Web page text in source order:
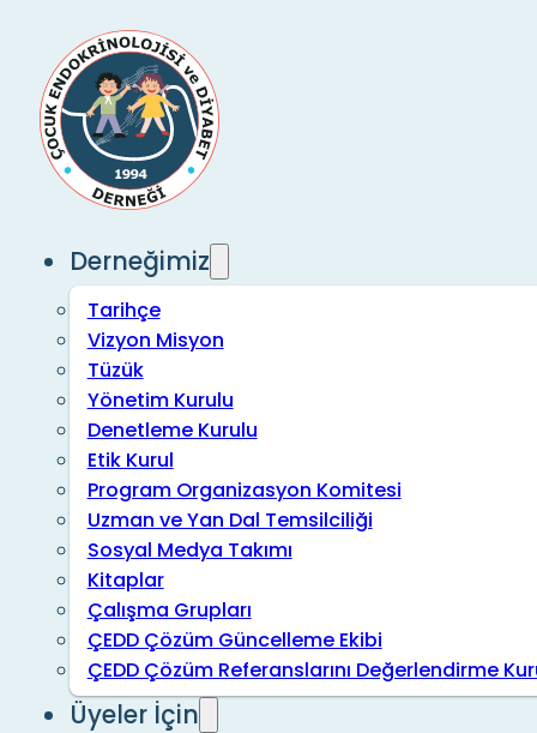
Derneğimiz
Tarihçe
Vizyon Misyon
Tüzük
Yönetim Kurulu
Denetleme Kurulu
Etik Kurul
Program Organizasyon Komitesi
Uzman ve Yan Dal Temsilciliği
Sosyal Medya Takımı
Kitaplar
Çalışma Grupları
ÇEDD Çözüm Güncelleme Ekibi
ÇEDD Çözüm Referanslarını Değerlendirme
Üyeler İçin